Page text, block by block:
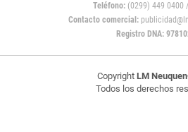
Teléfono: (0299) 449 0400
Contacto comercial:
Registro DNA:
Copyright LM Neuquen
Todos los derechos